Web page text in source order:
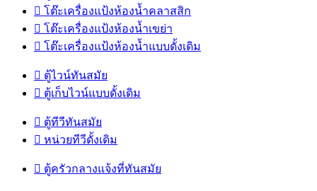
 โต๊ะเครื่องแป้งห้องน้ำคลาสสิก
 โต๊ะเครื่องแป้งห้องน้ำเขย่า
 โต๊ะเครื่องแป้งห้องน้ำแบบดั้งเดิม
 ตู้ไวน์ทันสมัย
 ตู้เก็บไวน์แบบดั้งเดิม
 ตู้ทีวีทันสมัย
 หน่วยทีวีดั้งเดิม
 ตู้ครัวกลางแจ้งที่ทันสมัย